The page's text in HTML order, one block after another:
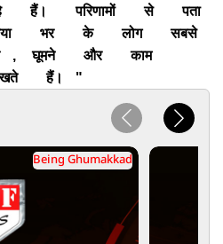
हैं। परिणामों से
पता
भर के लोग
सबसे
, घूमने और
काम
हैं। "
Being Ghumakkad